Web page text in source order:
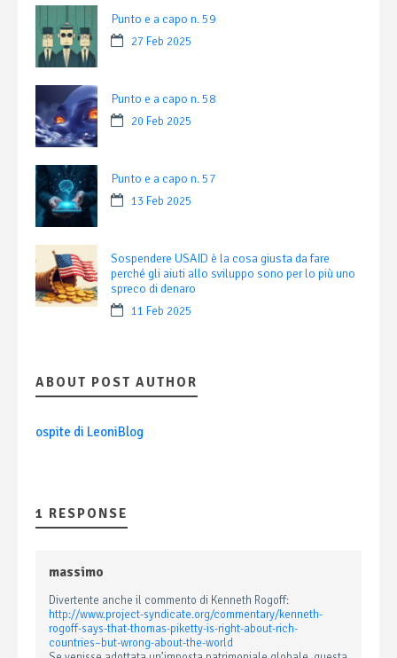
Punto e a capo n. 59
27 Feb 2025
Punto e a capo n. 58
20 Feb 2025
Punto e a capo n. 57
13 Feb 2025
Sospendere USAID è la cosa giusta da fare
perché gli aiuti allo sviluppo sono per lo più uno
spreco di denaro
11 Feb 2025
ABOUT POST AUTHOR
ospite di LeoniBlog
1 RESPONSE
massimo
Divertente anche il commento di Kenneth Rogoff:
http://www.project-syndicate.org/commentary/kenneth-
rogoff-says-that-thomas-piketty-is-right-about-rich-
countries–but-wrong-about-the-world